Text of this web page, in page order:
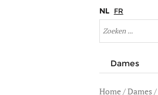
NL FR
Dames
Home/Dames/